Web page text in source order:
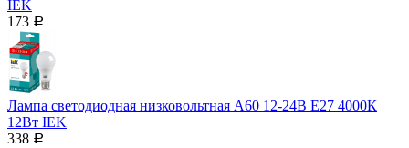
IEK
173 Р
Лампа светодиодная низковольтная A60 12-24B Е27 4000К
12Вт IEK
338 Р